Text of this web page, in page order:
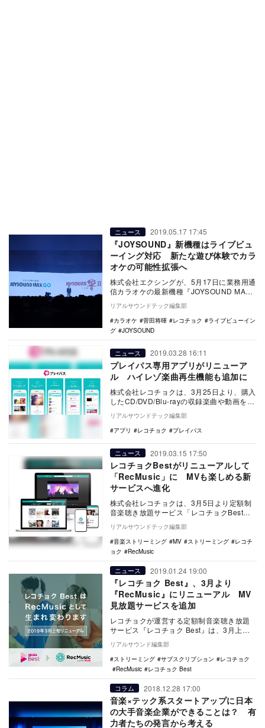
ニュース 2019.05.17 17:45
『JOYSOUND』新機種はライブビュ
ーイング対応 新たな遊び体験でカラ
オケの可能性拡張へ
株式会社エクシングが、5月17日に業務用通
信カラオケの最新機種『JOYSOUND MAX
GO』『JOYSOUND 響 II』の…
リアルサウンドテック編集部
カラオケ
菅田将暉 レコチョク
ライブビューイン
グ
JOYSOUND
ニュース 2019.03.28 16:11
プレイパス専用アプリがリニューア
ル ハイレゾ楽曲再生機能も追加に
株式会社レコチョクは、3月25日より、購入
したCD/DVD/Blu-rayの収録楽曲や動画をス
マートフォンで簡単に視聴できる『プ…
リアルサウンドテック編集部
アプリ
レコチョク プレイパス
ニュース 2019.03.15 17:50
レコチョクBestがリニューアルして
「RecMusic」に MVも楽しめる新
サービスへ進化
株式会社レコチョクは、3月5日より定額制
音楽聴き放題サービス「レコチョクBest」
を、音楽聴き放題サービスに加え、ミュー
ジックビ…
リアルサウンドテック編集部
音楽ストリーミング
MV ストリーミング
レコチ
ョク
RecMusic
ニュース 2019.01.24 19:00
『レコチョク Best』、3月より
『RecMusic』にリニューアル MV
見放題サービスを追加
レコチョクが運営する定額制音楽聴き放題
サービス『レコチョク Best』は、3月上旬
よりリニューアルを開始。併せて名称を
『RecM…
リアルサウンド編集部
ストリーミング
サブスクリプション
レコチョク
RecMusic
レコチョク Best
コラム 2018.12.28 17:00
音楽×テック系スタートアップに日本
の大手音楽企業ができることは？ 有
力者たちの発言から考える